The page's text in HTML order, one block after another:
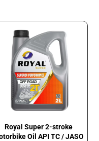
Royal Super 2-stroke
Oil API TC / JASO